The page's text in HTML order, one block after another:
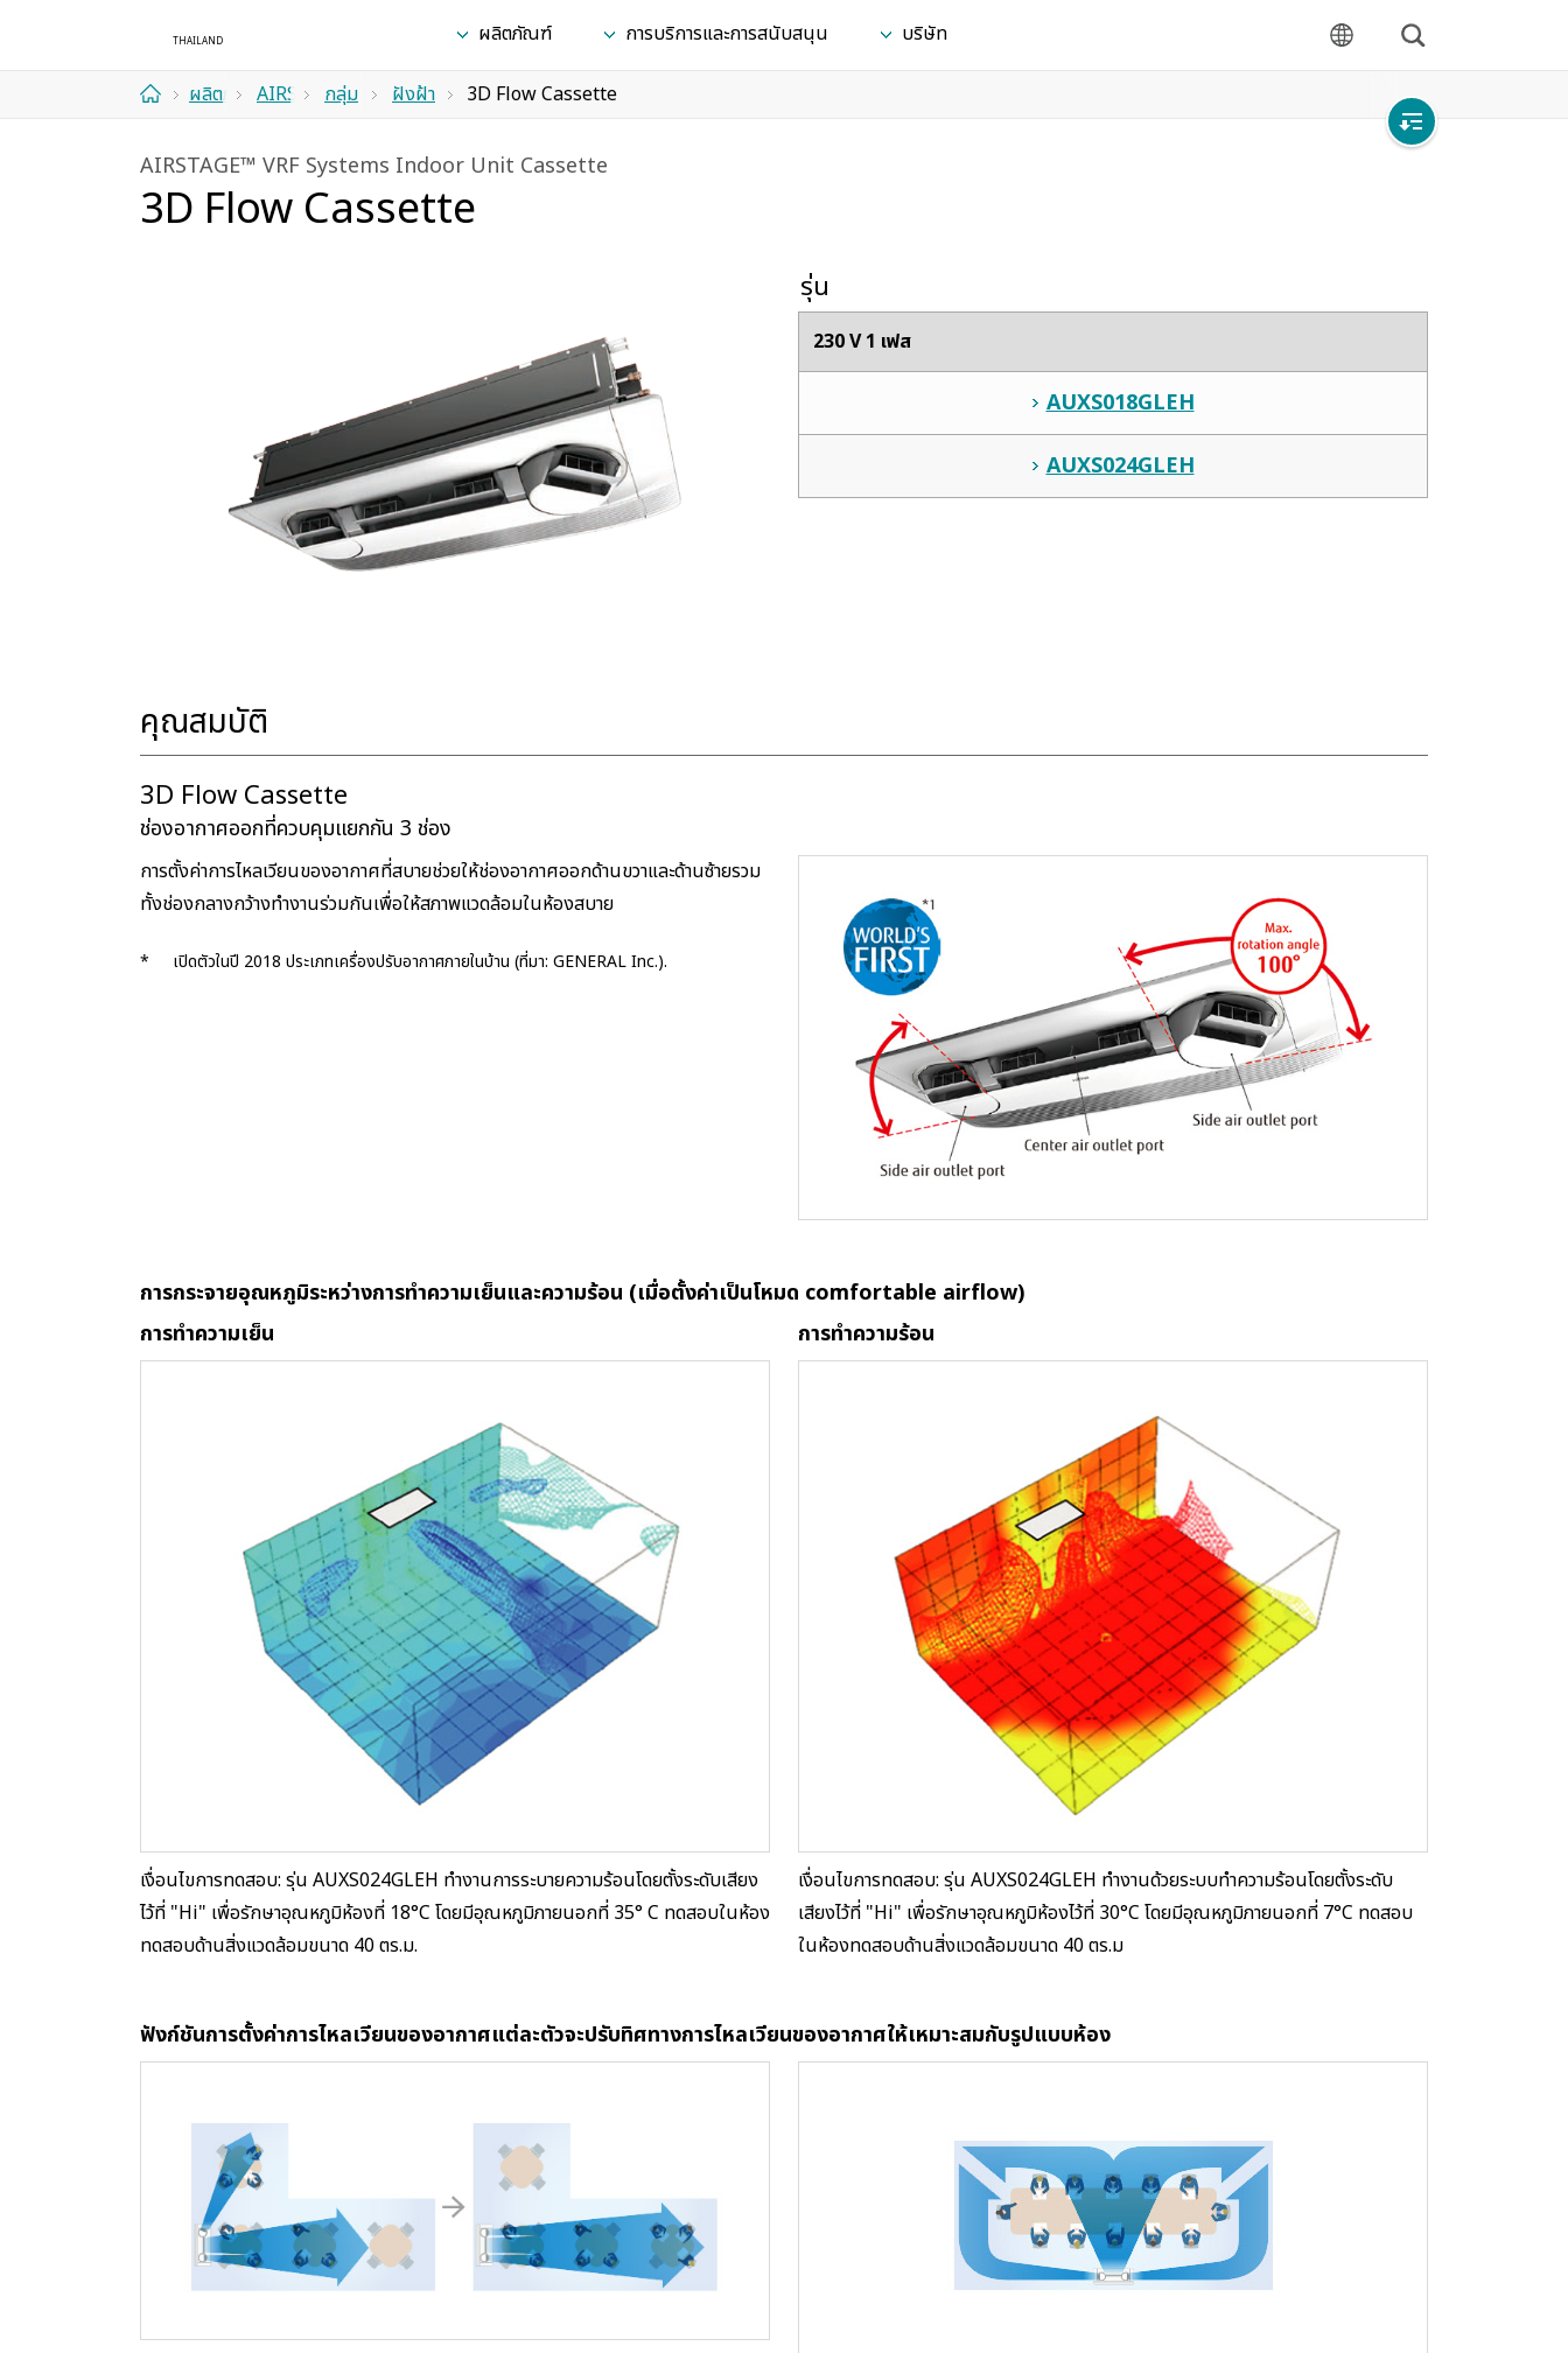
ผลิตภัณฑ์ การบริการและการสนับสนุน
บริษัท
ภาษา
ค้นหา
อาศัย
ผลิตภัณฑ์AIRSTAGE™
Systems
กลุ่ม
คอยล์
ฝังฝ้า 3D Flow Cassette
AIRSTAGE™ VRF Systems Indoor Unit Cassette
3D Flow Cassette
รุ่น
230 V 1 เฟส
AUXS018GLEH
AUXS024GLEH
คุณสมบัติ
3D Flow Cassette
ช่องอากาศออกที่ควบคุมแยกกัน 3 ช่อง
การตั้งค่าการไหลเวียนของอากาศที่สบายช่วยให้ช่องอากาศออกด้านขวาและด้านซ้ายรวม
ทั้งช่องกลางกว้างทำงานร่วมกันเพื่อให้สภาพแวดล้อมในห้องสบาย
* เปิดตัวในปี 2018 ประเภทเครื่องปรับอากาศภายในบ้าน (ที่มา: GENERAL Inc.).
การกระจายอุณหภูมิระหว่างการทำความเย็นและความร้อน (เมื่อตั้งค่าเป็นโหมด comfortable airflow)
การทำความเย็น
เงื่อนไขการทดสอบ: รุ่น AUXS024GLEH ทำงานการระบายความร้อนโดยตั้งระดับเสียง
ไว้ที่ "Hi" เพื่อรักษาอุณหภูมิห้องที่ 18°C โดยมีอุณหภูมิภายนอกที่ 35° C ทดสอบในห้อง
ทดสอบด้านสิ่งแวดล้อมขนาด 40 ตร.ม.
การทำความร้อน
เงื่อนไขการทดสอบ: รุ่น AUXS024GLEH ทำงานด้วยระบบทำความร้อนโดยตั้งระดับ
เสียงไว้ที่ "Hi" เพื่อรักษาอุณหภูมิห้องไว้ที่ 30°C โดยมีอุณหภูมิภายนอกที่ 7°C ทดสอบ
ในห้องทดสอบด้านสิ่งแวดล้อมขนาด 40 ตร.ม
ฟังก์ชันการตั้งค่าการไหลเวียนของอากาศแต่ละตัวจะปรับทิศทางการไหลเวียนของอากาศให้เหมาะสมกับรูปแบบห้อง